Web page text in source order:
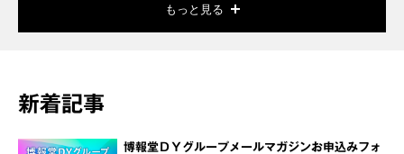
もっと見る
新着記事
博報堂ＤＹグループメールマガジンお申込みフォ